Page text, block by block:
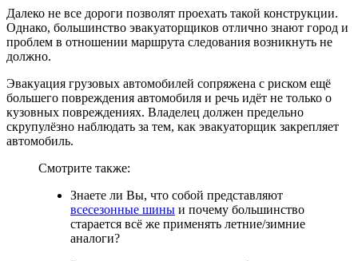
Далеко не все дороги позволят проехать такой конструкции.
Однако, большинство эвакуаторщиков отлично знают город и
проблем в отношении маршрута следования возникнуть не
должно.
Эвакуация грузовых автомобилей сопряжена с риском ещё
большего повреждения автомобиля и речь идёт не только о
кузовных повреждениях. Владелец должен предельно
скрупулёзно наблюдать за тем, как эвакуаторщик закрепляет
автомобиль.
Смотрите также:
Знаете ли Вы, что собой представляют
всесезонные шины и почему большинство
старается всё же применять летние/зимние
аналоги?